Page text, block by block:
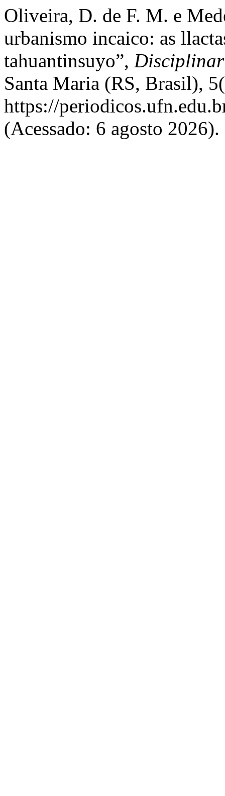
Oliveira, D. de F. M. e
urbanismo incaico: as
tahuantinsuyo”,
Santa Maria (RS, Brasil),
https://
(Acessado: 6 agosto 2026).